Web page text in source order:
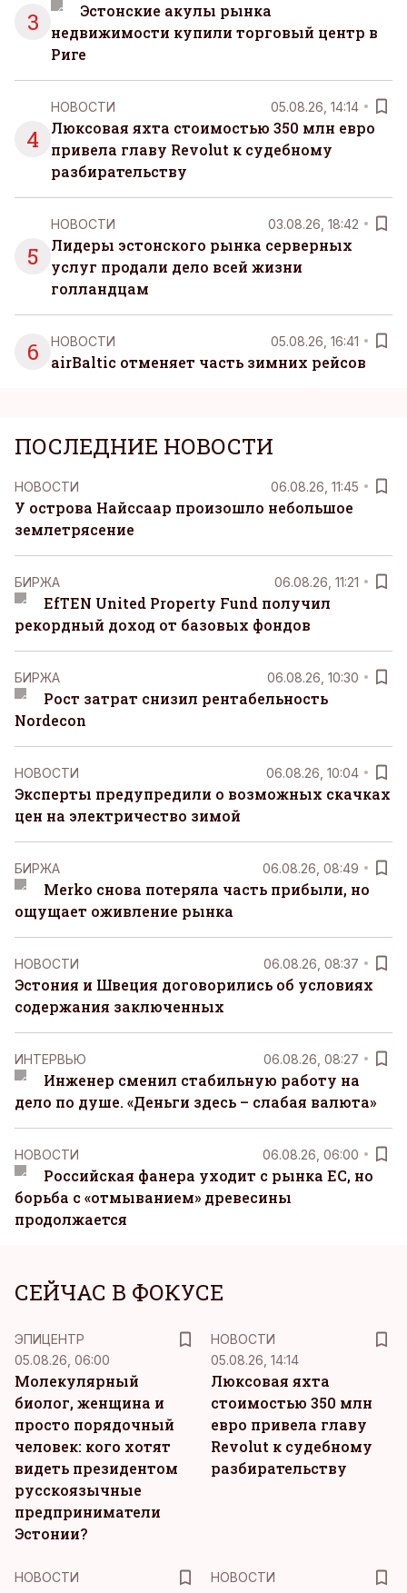
3
Эстонские акулы рынка
недвижимости купили торговый центр в
Риге
4
НОВОСТИ 05.08.26, 14:14
Люксовая яхта стоимостью 350 млн евро
привела главу Revolut к судебному
разбирательству
5
НОВОСТИ 03.08.26, 18:42
Лидеры эстонского рынка серверных
услуг продали дело всей жизни
голландцам
6 НОВОСТИ 05.08.26, 16:41
airBaltic отменяет часть зимних рейсов
ПОСЛЕДНИЕ НОВОСТИ
НОВОСТИ 06.08.26, 11:45
У острова Найссаар произошло небольшое
землетрясение
БИРЖА 06.08.26, 11:21
EfTEN United Property Fund получил
рекордный доход от базовых фондов
БИРЖА 06.08.26, 10:30
Рост затрат снизил рентабельность
Nordecon
НОВОСТИ 06.08.26, 10:04
Эксперты предупредили о возможных скачках
цен на электричество зимой
БИРЖА 06.08.26, 08:49
Merko снова потеряла часть прибыли, но
ощущает оживление рынка
НОВОСТИ 06.08.26, 08:37
Эстония и Швеция договорились об условиях
содержания заключенных
ИНТЕРВЬЮ 06.08.26, 08:27
Инженер сменил стабильную работу на
дело по душе. «Деньги здесь – слабая валюта»
НОВОСТИ 06.08.26, 06:00
Российская фанера уходит с рынка ЕС, но
борьба с «отмыванием» древесины
продолжается
СЕЙЧАС В ФОКУСЕ
ЭПИЦЕНТР
05.08.26, 06:00
Молекулярный
биолог, женщина и
просто порядочный
человек: кого хотят
видеть президентом
русскоязычные
предприниматели
Эстонии?
НОВОСТИ
05.08.26, 14:14
Люксовая яхта
стоимостью 350 млн
евро привела главу
Revolut к судебному
разбирательству
НОВОСТИ
НОВОСТИ